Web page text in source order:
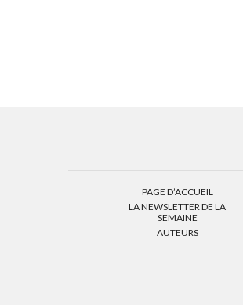
PAGE D’ACCUEIL
LA NEWSLETTER DE LA
SEMAINE
AUTEURS